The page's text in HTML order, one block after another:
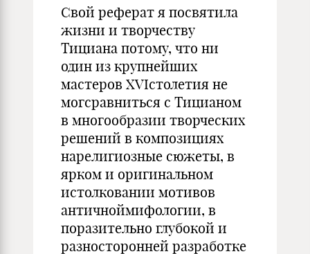
Свой реферат я посвятила
жизни и творчеству
Тициана потому, что ни
один из крупнейших
мастеров XVIстолетия не
могсравниться с Тицианом
в многообразии творческих
решений в композициях
нарелигиозные сюжеты, в
ярком и оригинальном
истолковании мотивов
античноймифологии, в
поразительно глубокой и
разносторонней разработке